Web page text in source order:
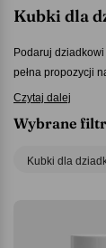
Kubki dla
Podaruj
pełna propozycji
wzruszające
personalizacji
kuchennej półce,
Czytaj dalej
Wybrane
Kubki dla